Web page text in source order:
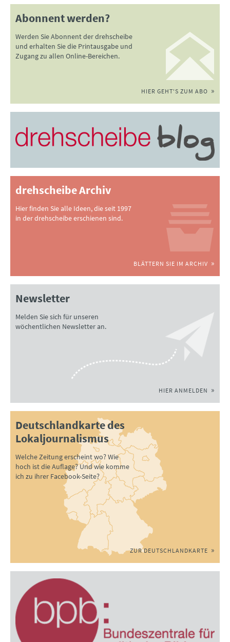
Abonnent werden?
Werden Sie Abonnent der drehscheibe
und erhalten Sie die Printausgabe und
Zugang zu allen Online-Bereichen.
HIER GEHT'S ZUM ABO
drehscheibe Archiv
Hier finden Sie alle Ideen, die seit 1997
in der drehscheibe erschienen sind.
BLÄTTERN SIE IM ARCHIV
Newsletter
Melden Sie sich für unseren
wöchentlichen Newsletter an.
HIER ANMELDEN
Deutschlandkarte des
Lokaljournalismus
Welche Zeitung erscheint wo? Wie
hoch ist die Auflage? Und wie komme
ich zu ihrer Facebook-Seite?
ZUR DEUTSCHLANDKARTE